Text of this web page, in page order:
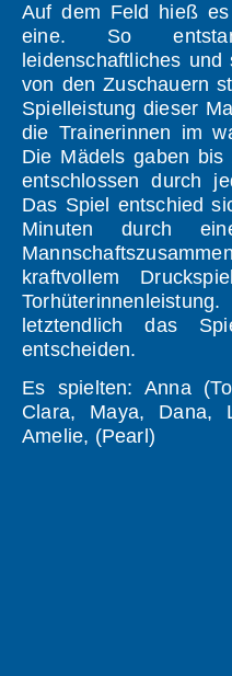
Auf dem Feld hieß
eine. So
leidenschaftliches
von den Zuschauern
Spielleistung dieser
die Trainerinnen im
Die Mädels gaben
entschlossen durch
Das Spiel entschied
Minuten durch
kraftvollem
letztendlich das
entscheiden.
Es spielten: Anna
Clara, Maya, Dana,
Amelie, (Pearl)